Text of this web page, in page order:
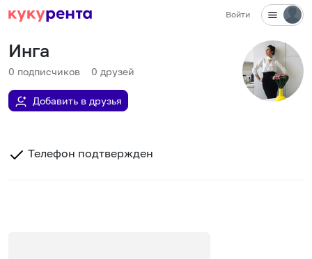
Войти
Инга
0 подписчиков 0 друзей
Добавить в друзья
Телефон подтвержден